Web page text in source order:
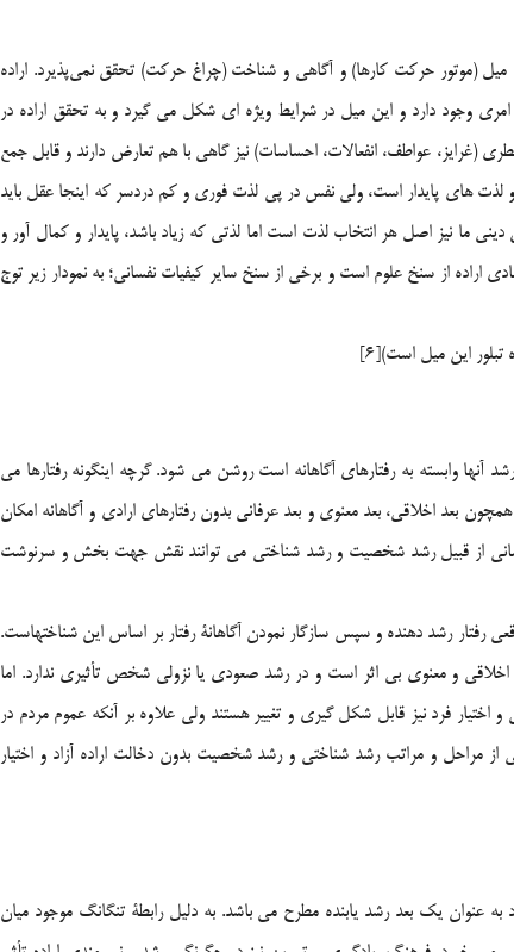
ميل (موتور حركت كارها) و آگاهي و شناخت (چراغ حركت) تحقق نمي‌پذيرد. اراده
وجود دارد و اين ميل در شرايط ويژه اي شكل مي گيرد و به تحقق اراده در
عواطف، انفعالات، احساسات) نيز گاهي با هم تعارض دارند و قابل جمع
هاي پايدار است، ولي نفس در پي لذت فوري و كم دردسر كه اينجا عقل بايد
ما نيز اصل هر انتخاب لذت است اما لذتي كه زياد باشد، پايدار و كمال آور و
و سعادت اخروي باشد.[5] برخي از مبادي اراده از سنخ علوم است و برخي از سنخ ساير كيفيات نفساني؛ به نمودار زير توج
اين ميل است)[6]
آنها وابسته به رفتارهاي آگاهانه است روشن مي شود. گرچه اينگونه رفتارها مي
همچون بعد اخلاقي، بعد معنوي و بعد عرفاني بدون رفتارهاي ارادي و آگاهانه امكان
از قبيل رشد شخصيت و رشد شناختي مي توانند نقش جهت بخش و سرنوشت
رفتار رشد دهنده و سپس سازگار نمودن آگاهانة رفتار بر اساس اين شناختهاست.
اخلاقي و معنوي بي اثر است و در رشد صعودي يا نزولي شخص تأثيري ندارد. اما
فرد نيز قابل شكل گيري و تغيير هستند ولي علاوه بر آنكه عموم مردم در
از مراحل و مراتب رشد شناختي و رشد شخصيت بدون دخالت اراده آزاد و اختيار
به عنوان يك بعد رشد يابنده مطرح مي باشد. به دليل رابطة تنگانگ موجود ميان